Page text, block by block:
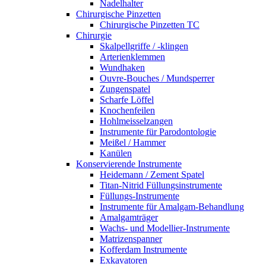
Nadelhalter
Chirurgische Pinzetten
Chirurgische Pinzetten TC
Chirurgie
Skalpellgriffe / -klingen
Arterienklemmen
Wundhaken
Ouvre-Bouches / Mundsperrer
Zungenspatel
Scharfe Löffel
Knochenfeilen
Hohlmeisselzangen
Instrumente für Parodontologie
Meißel / Hammer
Kanülen
Konservierende Instrumente
Heidemann / Zement Spatel
Titan-Nitrid Füllungsinstrumente
Füllungs-Instrumente
Instrumente für Amalgam-Behandlung
Amalgamträger
Wachs- und Modellier-Instrumente
Matrizenspanner
Kofferdam Instrumente
Exkavatoren